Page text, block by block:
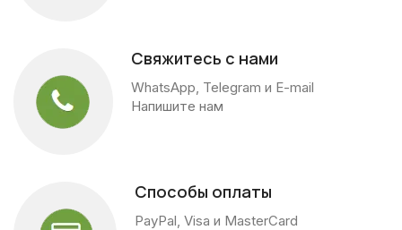
Свяжитесь с нами
WhatsApp, Telegram и E-mail
Напишите нам
Способы оплаты
PayPal, Visa и MasterCard